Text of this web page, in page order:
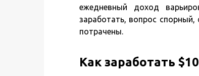
ежедневный доход
заработать, вопрос спорный,
потрачены.
Как заработать